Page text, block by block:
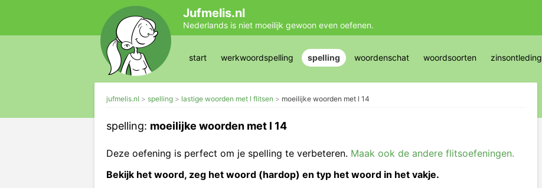
Jufmelis.nl
Nederlands is niet moeilijk gewoon even oefenen.
start werkwoordspelling spelling woordenschat woordsoorten zinsontleding
jufmelis.nl spelling lastige woorden met l flitsen moeilijke woorden met l 14
spelling: moeilijke woorden met l 14
Deze oefening is perfect om je spelling te verbeteren. Maak ook de andere flitsoefeningen.
Bekijk het woord, zeg het woord (hardop) en typ het woord in het vakje.